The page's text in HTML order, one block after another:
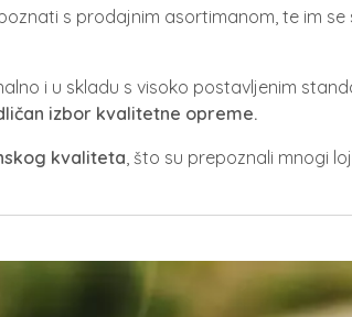
s prodajnim asortimanom, te im se
i u skladu s visoko postavljenim
izbor kvalitetne opreme.
kvaliteta, što su prepoznali mnogi